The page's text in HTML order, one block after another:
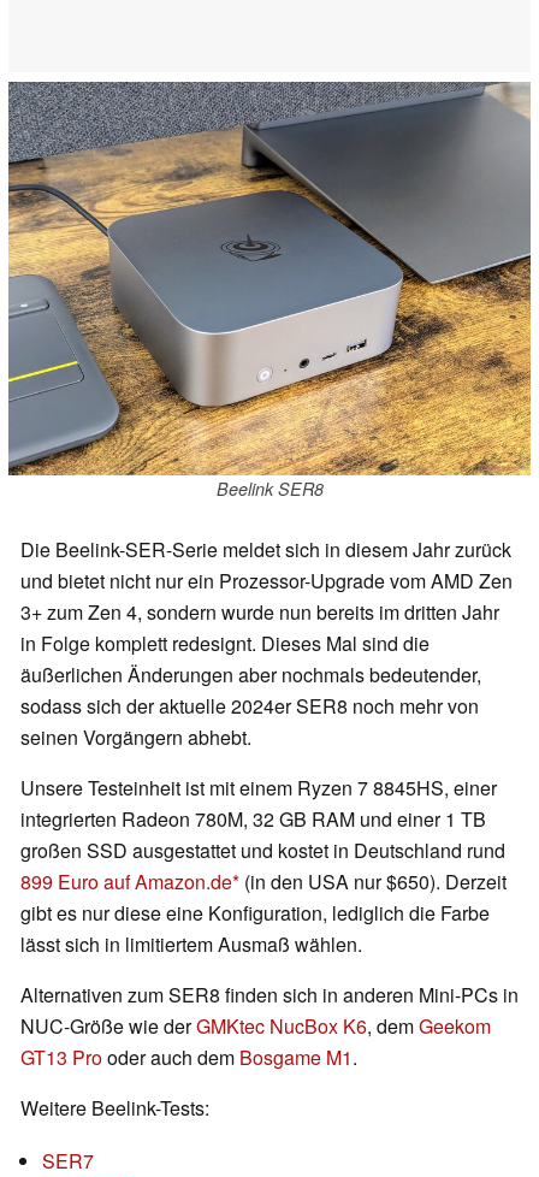
Beelink SER8
Die Beelink-SER-Serie meldet sich in diesem Jahr zurück
und bietet nicht nur ein Prozessor-Upgrade vom AMD Zen
3+ zum Zen 4, sondern wurde nun bereits im dritten Jahr
in Folge komplett redesignt. Dieses Mal sind die
äußerlichen Änderungen aber nochmals bedeutender,
sodass sich der aktuelle 2024er SER8 noch mehr von
seinen Vorgängern abhebt.
Unsere Testeinheit ist mit einem Ryzen 7 8845HS, einer
integrierten Radeon 780M, 32 GB RAM und einer 1 TB
großen SSD ausgestattet und kostet in Deutschland rund
899 Euro auf Amazon.de (in den USA nur $650). Derzeit
gibt es nur diese eine Konfiguration, lediglich die Farbe
lässt sich in limitiertem Ausmaß wählen.
Alternativen zum SER8 finden sich in anderen Mini-PCs in
NUC-Größe wie derGMKtec NucBox K6, demGeekom
GT13 Prooder auch dem Bosgame M1.
Weitere Beelink-Tests:
SER7